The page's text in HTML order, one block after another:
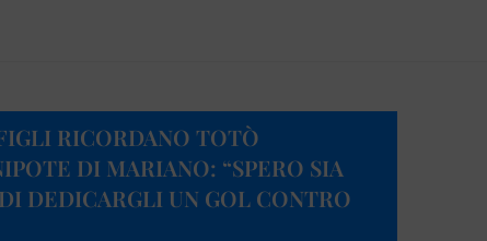
RICORDANO TOTÒ
DI MARIANO: “SPERO SIA
DEDICARGLI UN GOL CONTRO